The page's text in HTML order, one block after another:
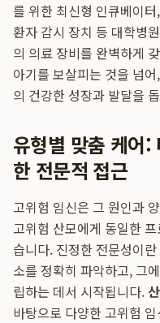
를 위한 최신형 인큐베이
환자 감시 장치 등 대학병
의 의료 장비를 완벽하게
아기를 보살피는 것을 넘
의 건강한 성장과 발달을
유형별 맞춤 케어:
한 전문적 접근
고위험 임신은 그 원인과
고위험 산모에게 동일한
습니다. 진정한 전문성이
소를 정확히 파악하고, 그
립하는 데서 시작됩니다.
바탕으로 다양한 고위험